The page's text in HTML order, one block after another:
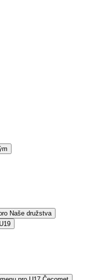
Naše družstva